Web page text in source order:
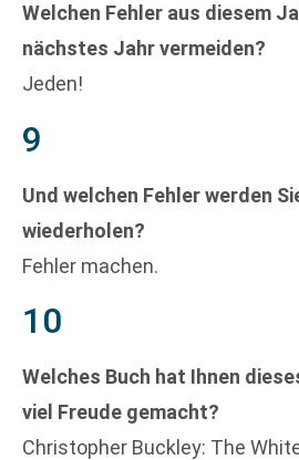
Welchen Fehler aus diesem
nächstes Jahr vermeiden?
Jeden!
9
Und welchen Fehler werden
wiederholen?
Fehler machen.
10
Welches Buch hat Ihnen
viel Freude gemacht?
Christopher Buckley: The